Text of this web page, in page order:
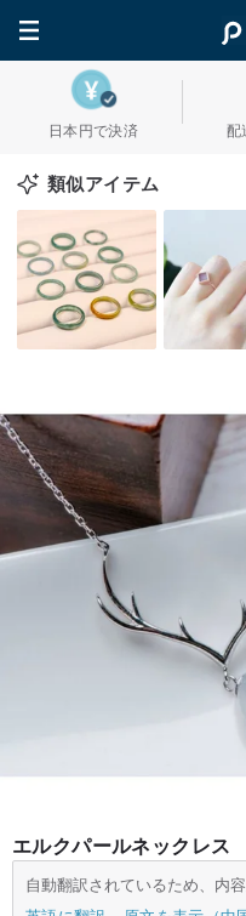
日本円で決済 配
類似アイテム
エルクパールネックレス
自動翻訳されているため、内